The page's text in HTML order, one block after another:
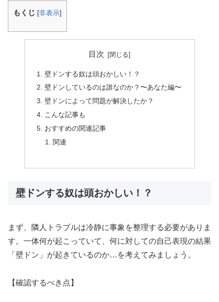
もくじ [非表示]
目次
壁ドンする奴は頭おかしい！？
壁ドンしているのは誰なのか？〜あなた編〜
壁ドンによって問題が解決したか？
こんな記事も
おすすめの関連記事
関連
壁ドンする奴は頭おかしい！？
まず、隣人トラブルは冷静に事象を整理する必要がありま
す。一体何が起こっていて、何に対しての自己表現の結果
「壁ドン」が起きているのか…を考えてみましょう。
【確認するべき点】